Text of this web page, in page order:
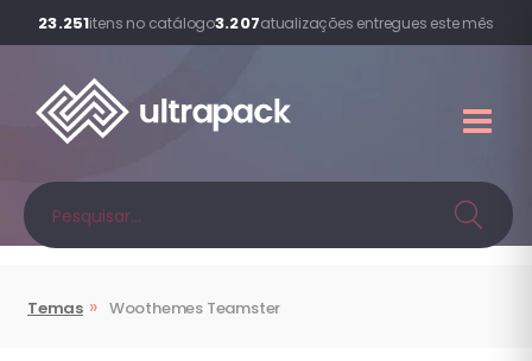
23.251itens no catálogo3.207atualizações entregues este mês
Temas » Woothemes Teamster